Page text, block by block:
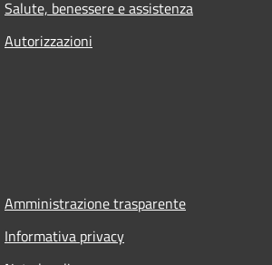
Salute, benessere e assistenza
Autorizzazioni
Amministrazione trasparente
Informativa privacy